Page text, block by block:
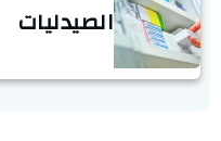
الصيدليات